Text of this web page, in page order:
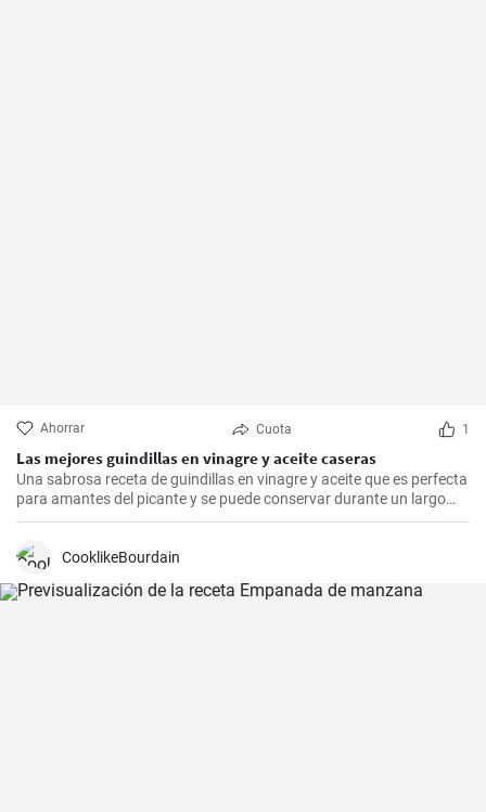
Ahorrar Cuota 1
Las mejores guindillas en vinagre y aceite caseras
Una sabrosa receta de guindillas en vinagre y aceite que es perfecta
para amantes del picante y se puede conservar durante un largo
periodo de tiempo.
CooklikeBourdain